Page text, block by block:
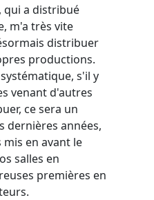
qui a distribué
m'a très vite
distribuer
productions.
s'il y
venant d'autres
ce sera un
dernières années,
en avant le
salles en
premières en